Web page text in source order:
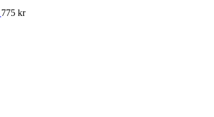
775 kr